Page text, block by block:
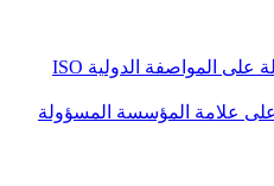
المنظمات الحاصلة على المواصفة الدولية ISO
على علامة المؤسسة المسؤولة